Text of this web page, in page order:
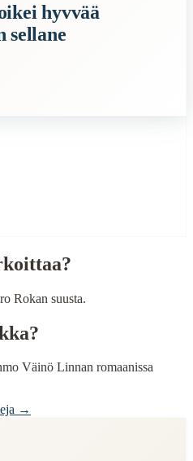
hyvvää
sellane
Rokan suusta.
?
Väinö Linnan romaanissa
→